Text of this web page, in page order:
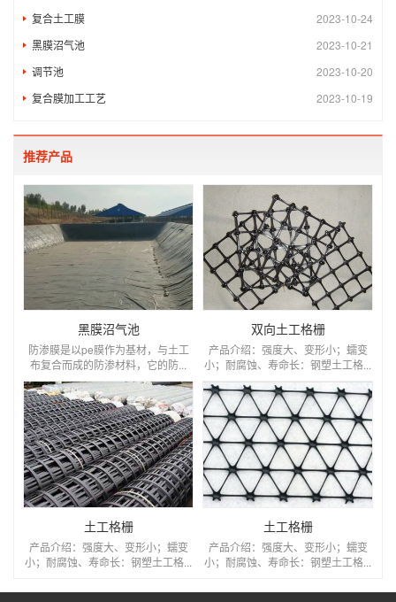
2023-10-24
复合土工膜
2023-10-21
黑膜沼气池
2023-10-20
调节池
2023-10-19
复合膜加工工艺
推荐产品
黑膜沼气池
防渗膜是以pe膜作为基材，与土工
布复合而成的防渗材料，它的防...
双向土工格栅
产品介绍：强度大、变形小；蠕变
小；耐腐蚀、寿命长：钢塑土工格...
土工格栅
产品介绍：强度大、变形小；蠕变
小；耐腐蚀、寿命长：钢塑土工格...
土工格栅
产品介绍：强度大、变形小；蠕变
小；耐腐蚀、寿命长：钢塑土工格...